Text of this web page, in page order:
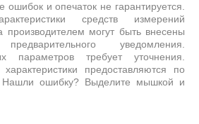
ошибок и опечаток не гарантируется.
средств измерений
производителем могут быть внесены
уведомления.
параметров требует уточнения.
предоставляются по
Нашли ошибку? Выделите мышкой и